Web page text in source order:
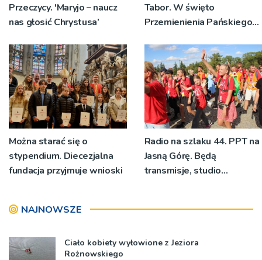
Przeczycy. 'Maryjo – naucz
nas głosić Chrystusa’
Tabor. W święto
Przemienienia Pańskiego
znaczeniu Sakramentów
[ZDJĘCIA]
Można starać się o
stypendium. Diecezjalna
fundacja przyjmuje wnioski
Radio na szlaku 44. PPT na
Jasną Górę. Będą
transmisje, studio
NAJNOWSZE
Ciało kobiety wyłowione z Jeziora
Rożnowskiego